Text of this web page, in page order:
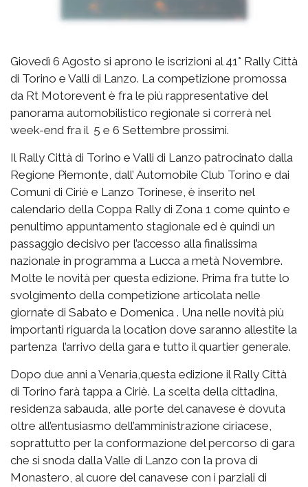
Giovedì 6 Agosto si aprono le iscrizioni al 41° Rally Città
di Torino e Valli di Lanzo. La competizione promossa
da Rt Motorevent è fra le più rappresentative del
panorama automobilistico regionale si correrà nel
week-end fra il 5 e 6 Settembre prossimi.
Il Rally Città di Torino e Valli di Lanzo patrocinato dalla
Regione Piemonte, dall’ Automobile Club Torino e dai
Comuni di Ciriè e Lanzo Torinese, è inserito nel
calendario della Coppa Rally di Zona 1 come quinto e
penultimo appuntamento stagionale ed è quindi un
passaggio decisivo per l’accesso alla finalissima
nazionale in programma a Lucca a metà Novembre.
Molte le novità per questa edizione. Prima fra tutte lo
svolgimento della competizione articolata nelle
giornate di Sabato e Domenica . Una nelle novità più
importanti riguarda la location dove saranno allestite la
partenza l’arrivo della gara e tutto il quartier generale.
Dopo due anni a Venaria,questa edizione il Rally Città
di Torino farà tappa a Ciriè. La scelta della cittadina,
residenza sabauda, alle porte del canavese è dovuta
oltre all’entusiasmo dell’amministrazione ciriacese,
soprattutto per la conformazione del percorso di gara
che si snoda dalla Valle di Lanzo con la prova di
Monastero, al cuore del canavese con i parziali di